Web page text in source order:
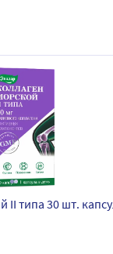
II типа 30 шт.